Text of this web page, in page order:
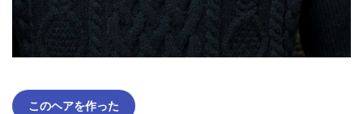
このヘアを作った